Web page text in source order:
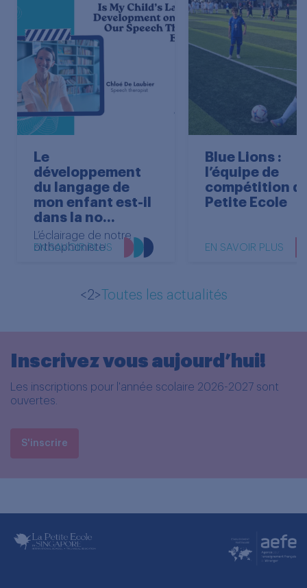
Le
développement
du langage de
mon enfant est-il
dans la no...
L’éclairage de notre
orthophoniste
EN SAVOIR PLUS
Blue Lions :
l’équipe de
compétition
Petite Ecole
EN SAVOIR PLUS
<2> Toutes les actualités
Inscrivez vous aujourd’hui!
Les inscriptions pour l'année scolaire 2026-2027 sont
ouvertes.
S'inscrire